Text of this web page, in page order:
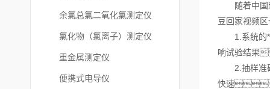
余氯总氯二氧化氯测定仪
氯化物（氯离子）测定仪
重金属测定仪
便携式电导仪
随着中国
豆回家视频
1.系统的*
响试验结果
2.抽样准
快速